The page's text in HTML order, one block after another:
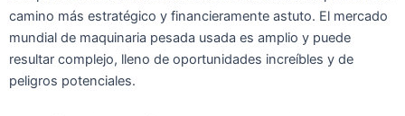
camino más estratégico y financieramente astuto. El mercado
mundial de maquinaria pesada usada es amplio y puede
resultar complejo, lleno de oportunidades increíbles y de
peligros potenciales.